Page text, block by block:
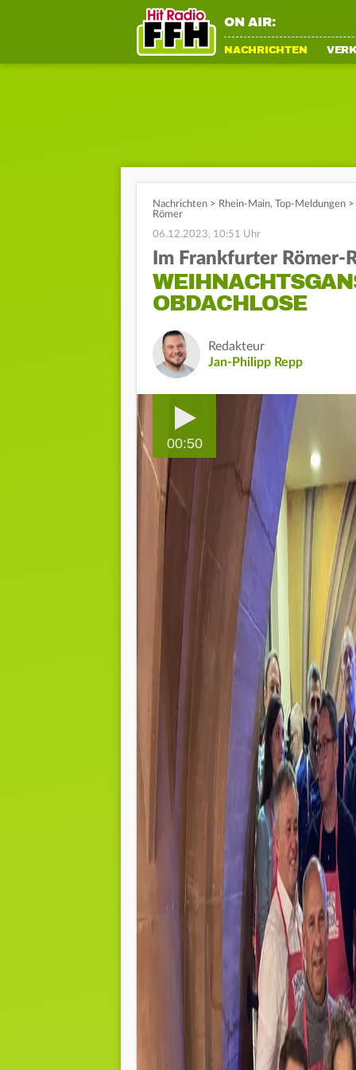
ON AIR:
NACHRICHTEN
Nachrichten > Rhein-Main, Top-Meldungen >
Römer
06.12.2023, 10:51 Uhr
Im Frankfurter Römer-
OBDACHLOSE
Redakteur
Jan-Philipp Repp
00:50